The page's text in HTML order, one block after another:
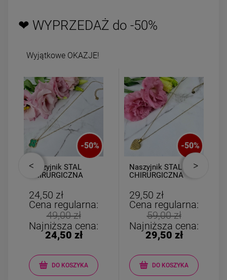
❤ WYPRZEDAŻ do -50%
Wyjątkowe OKAZJE!
-50%
Naszyjnik STAL
CHIRURGICZNA
koniczyna złoty rant
24,50 zł
Cena regularna:
49,00 zł
Najniższa cena:
24,50 zł
DO KOSZYKA
-50%
Naszyjnik STAL
CHIRURGICZNA
cyrkonie 2 cm
29,50 zł
Cena regularna:
59,00 zł
Najniższa cena:
29,50 zł
DO KOSZYKA